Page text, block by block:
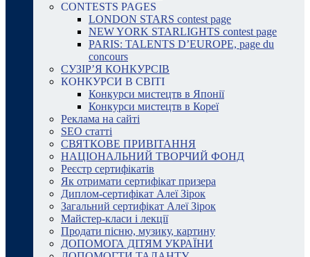
CONTESTS PAGES
LONDON STARS contest page
NEW YORK STARLIGHTS contest page
PARIS: TALENTS D’EUROPE, page du
concours
СУЗІР’Я КОНКУРСІВ
КОНКУРСИ В СВІТІ
Конкурси мистецтв в Японії
Конкурси мистецтв в Кореї
Реклама на сайті
SEO статті
СВЯТКОВЕ ПРИВІТАННЯ
НАЦІОНАЛЬНИЙ ТВОРЧИЙ ФОНД
Реєстр сертифікатів
Як отримати сертифікат призера
Диплом-сертифікат Алеї Зірок
Загальний сертифікат Алеї Зірок
Майстер-класи і лекції
Продати пісню, музику, картину
ДОПОМОГА ДІТЯМ УКРАЇНИ